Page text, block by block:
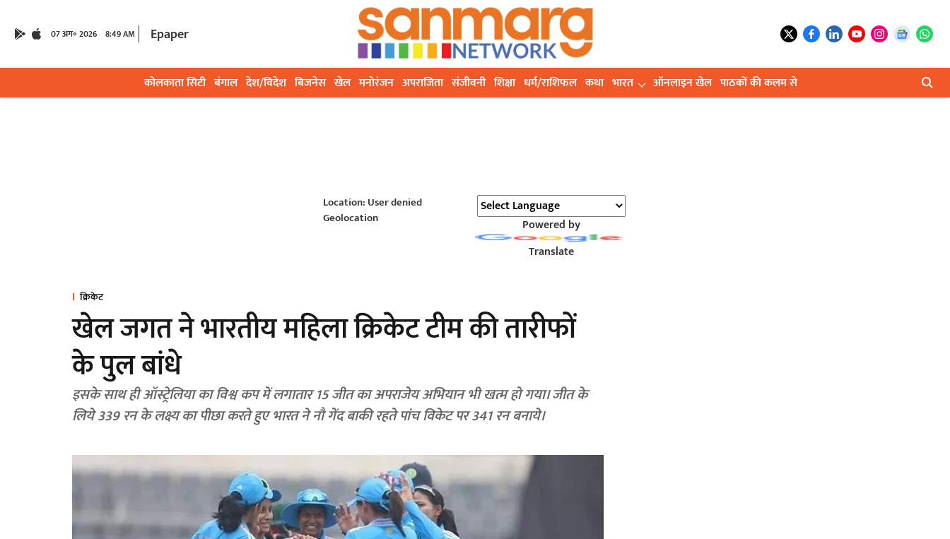
07 अग॰ 2026 8:49 AM Epaper
कोलकाता सिटी बंगाल देश/विदेश बिजनेस खेल मनोरंजन अपराजिता संजीवनी शिक्षा धर्म/राशिफल कथा भारत ऑनलाइन खेल पाठकों की कलम से
Location: User denied
Geolocation
Powered by
Translate
क्रिकेट
खेल जगत ने भारतीय महिला क्रिकेट टीम की तारीफों
के पुल बांधे
इसके साथ ही ऑस्ट्रेलिया का विश्व कप में लगातार 15 जीत का अपराजेय अभियान भी खत्म हो गया। जीत के
लिये 339 रन के लक्ष्य का पीछा करते हुए भारत ने नौ गेंद बाकी रहते पांच विकेट पर 341 रन बनाये।